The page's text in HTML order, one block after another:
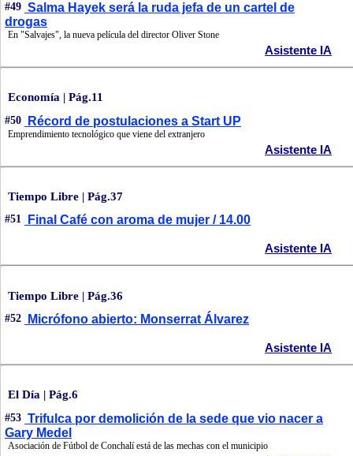
#49 Salma Hayek será la ruda jefa de un cartel de
drogas
En "Salvajes", la nueva película del director Oliver Stone
Asistente IA
Economía | Pág.11
#50 Récord de postulaciones a Start UP
Emprendimiento tecnológico que viene del extranjero
Asistente IA
Tiempo Libre | Pág.37
#51 Final Café con aroma de mujer / 14.00
Asistente IA
Tiempo Libre | Pág.36
#52 Micrófono abierto: Monserrat Álvarez
Asistente IA
El Día | Pág.6
#53 Trifulca por demolición de la sede que vio nacer a
Gary Medel
Asociación de Fútbol de Conchalí está de las mechas con el municipio